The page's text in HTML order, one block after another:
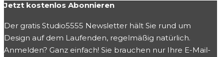
Jetzt kostenlos Abonnieren
Der gratis Studio5555 Newsletter hält Sie rund um
Design auf dem Laufenden, regelmäßig natürlich.
Anmelden? Ganz einfach! Sie brauchen nur Ihre E-Mail-